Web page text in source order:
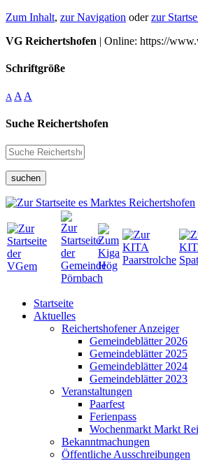
Zum Inhalt, zur Navigation oderzur
VG Reichertshofen | Online: https://
Schriftgröße
A A A
Suche Reichertshofen
suchen
Startseite
Aktuelles
Reichertshofener Anzeiger
Gemeindeblätter 2026
Gemeindeblätter 2025
Gemeindeblätter 2024
Gemeindeblätter 2023
Veranstaltungen
Paarfest
Ferienpass
Wochenmarkt Markt
Bekanntmachungen
Öffentliche Ausschreibungen